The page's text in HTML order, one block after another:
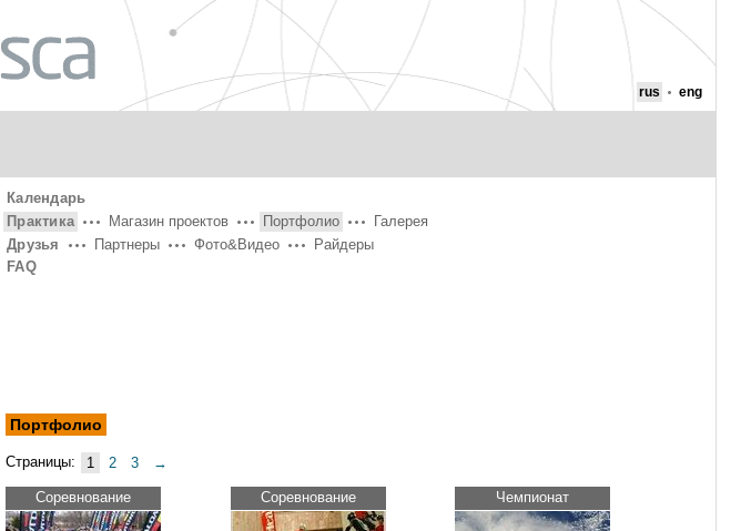
SCA
rus eng
Календарь
Практика
Магазин проектов Портфолио
Галерея
Друзья
Партнеры Фото&Видео
Райдеры
FAQ
Портфолио
Страницы: 1 2 3 →
Cоревнование Cоревнование Чемпионат